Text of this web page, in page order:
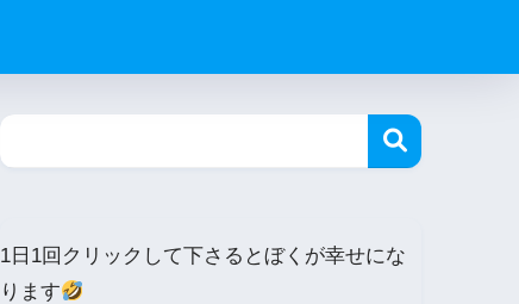
1日1回クリックして下さるとぼくが幸せにな
ります